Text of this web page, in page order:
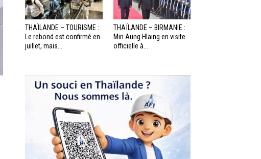
THAÏLANDE – TOURISME :
Le rebond est confirmé en
juillet, mais...
THAÏLANDE – BIRMANIE :
Min Aung Hlaing en visite
officielle à...